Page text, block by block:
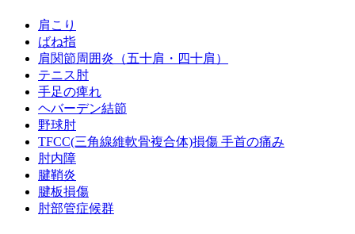
肩こり
ばね指
肩関節周囲炎（五十肩・四十肩）
テニス肘
手足の痺れ
ヘバーデン結節
野球肘
TFCC(三角線維軟骨複合体)損傷 手首の痛み
肘内障
腱鞘炎
腱板損傷
肘部管症候群